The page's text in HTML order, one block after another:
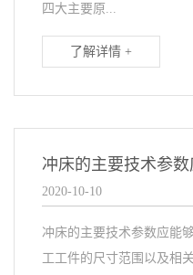
四大主要原...
了解详情 +
2020-10-10
冲床的主要技术参数应能
工工件的尺寸范围以及相